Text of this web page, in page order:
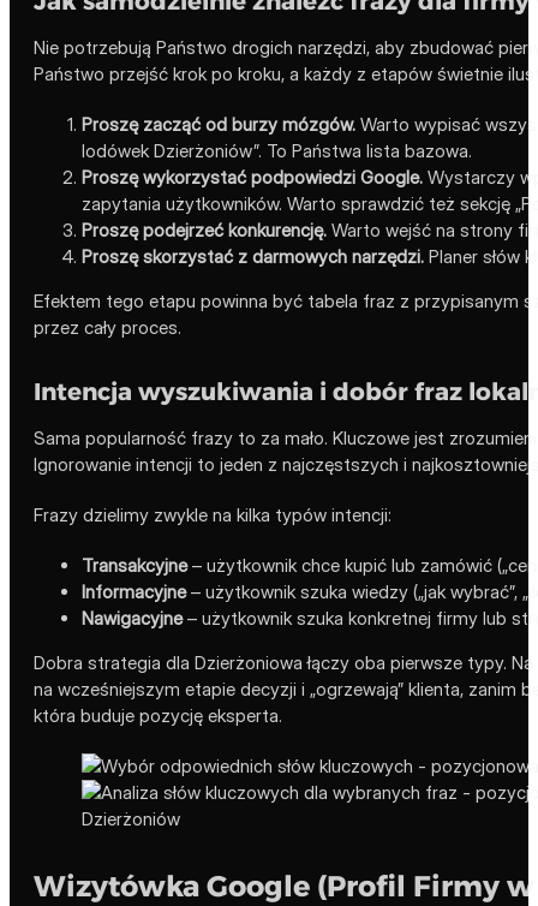
Nie potrzebują Państwo drogich narzędzi, aby zbudować
Państwo przejść krok po kroku, a każdy z etapów świetnie
Proszę zacząć od burzy mózgów. Warto wypisać
lodówek Dzierżoniów”. To Państwa lista bazowa.
Proszę wykorzystać podpowiedzi Google. Wystarczy
zapytania użytkowników. Warto sprawdzić też sekcję
Proszę podejrzeć konkurencję. Warto wejść na strony
Proszę skorzystać z darmowych narzędzi. Planer słów
Efektem tego etapu powinna być tabela fraz z przypisanym
przez cały proces.
Intencja wyszukiwania i dobór fraz
Sama popularność frazy to za mało. Kluczowe jest
Ignorowanie intencji to jeden z najczęstszych i
Frazy dzielimy zwykle na kilka typów intencji:
Transakcyjne– użytkownik chce kupić lub zamówić
Informacyjne– użytkownik szuka wiedzy („jak wybrać”,
Nawigacyjne– użytkownik szuka konkretnej firmy lub
Dobra strategia dla Dzierżoniowa łączy oba pierwsze typy.
na wcześniejszym etapie decyzji i „ogrzewają” klienta, zanim
która buduje pozycję eksperta.
Wizytówka Google (Profil Firmy